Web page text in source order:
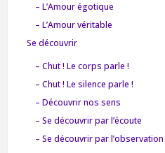
– L’Amour égotique
– L’Amour véritable
Se découvrir
– Chut ! Le corps parle !
– Chut ! Le silence parle !
– Découvrir nos sens
– Se découvrir par l’écoute
– Se découvrir par l’observation